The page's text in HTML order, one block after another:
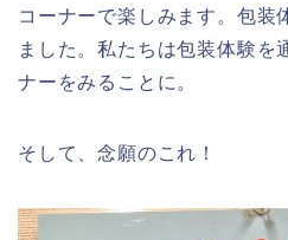
コーナーで楽しみます。包装
ました。私たちは包装体験を
ナーをみることに。
そして、念願のこれ！